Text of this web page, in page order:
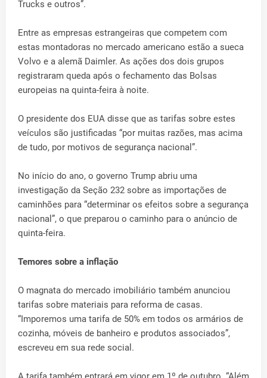
Trucks e outros”.
Entre as empresas estrangeiras que competem com
estas montadoras no mercado americano estão a sueca
Volvo e a alemã Daimler. As ações dos dois grupos
registraram queda após o fechamento das Bolsas
europeias na quinta-feira à noite.
O presidente dos EUA disse que as tarifas sobre estes
veículos são justificadas “por muitas razões, mas acima
de tudo, por motivos de segurança nacional”.
No início do ano, o governo Trump abriu uma
investigação da Seção 232 sobre as importações de
caminhões para “determinar os efeitos sobre a segurança
nacional”, o que preparou o caminho para o anúncio de
quinta-feira.
Temores sobre a inflação
O magnata do mercado imobiliário também anunciou
tarifas sobre materiais para reforma de casas.
“Imporemos uma tarifa de 50% em todos os armários de
cozinha, móveis de banheiro e produtos associados”,
escreveu em sua rede social.